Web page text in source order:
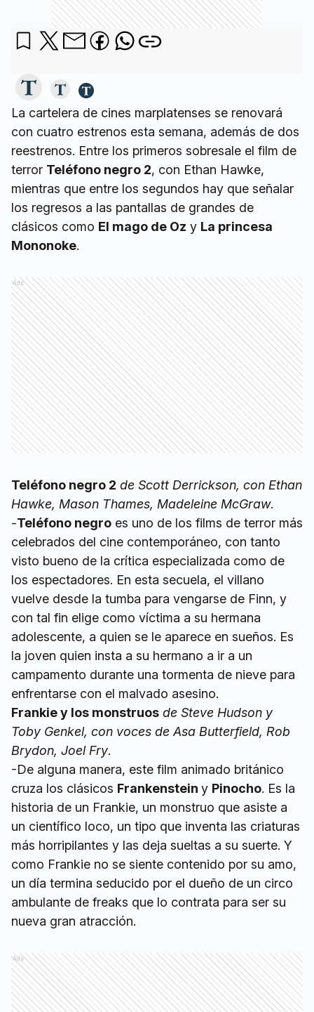
La cartelera de cines marplatenses se renovará
con cuatro estrenos esta semana, además de dos
reestrenos. Entre los primeros sobresale el film de
terror Teléfono negro 2, con Ethan Hawke,
mientras que entre los segundos hay que señalar
los regresos a las pantallas de grandes de
clásicos como El mago de Oz y La princesa
Mononoke.
Ads
Teléfono negro 2 de Scott Derrickson, con Ethan
Hawke, Mason Thames, Madeleine McGraw.
-Teléfono negro es uno de los films de terror más
celebrados del cine contemporáneo, con tanto
visto bueno de la crítica especializada como de
los espectadores. En esta secuela, el villano
vuelve desde la tumba para vengarse de Finn, y
con tal fin elige como víctima a su hermana
adolescente, a quien se le aparece en sueños. Es
la joven quien insta a su hermano a ir a un
campamento durante una tormenta de nieve para
enfrentarse con el malvado asesino.
Frankie y los monstruos de Steve Hudson y
Toby Genkel, con voces de Asa Butterfield, Rob
Brydon, Joel Fry.
-De alguna manera, este film animado británico
cruza los clásicos Frankenstein y Pinocho. Es la
historia de un Frankie, un monstruo que asiste a
un científico loco, un tipo que inventa las criaturas
más horripilantes y las deja sueltas a su suerte. Y
como Frankie no se siente contenido por su amo,
un día termina seducido por el dueño de un circo
ambulante de freaks que lo contrata para ser su
nueva gran atracción.
Ads